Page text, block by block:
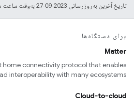
تاریخ آخرین به‌روزرسانی 2023-09-27 به‌وقت ساعت هماهنگ جهانی.
برای دستگاه‌ها
Matter
home connectivity protocol that enables
interoperability with many ecosystems
Cloud-to-cloud